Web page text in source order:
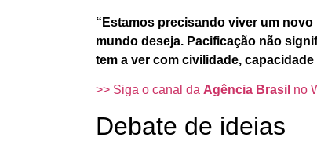
“Estamos precisando viver um
mundo deseja. Pacificação não
tem a ver com civilidade,
>> Siga o canal da Agência Brasil no
Debate de ideias